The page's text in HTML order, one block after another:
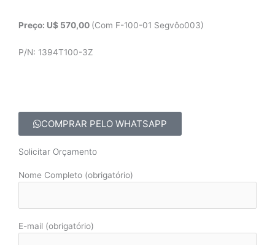
Preço: U$ 570,00 (Com F-100-01 Segvôo003)
P/N: 1394T100-3Z
COMPRAR PELO WHATSAPP
Solicitar Orçamento
Nome Completo (obrigatório)
E-mail (obrigatório)